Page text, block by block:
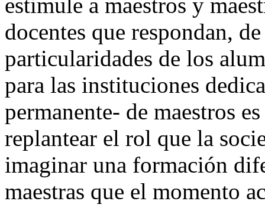
estimule a maestros y
docentes que respondan,
particularidades de los
para las instituciones
permanente- de maestros
replantear el rol que la
imaginar una formación
maestras que el momento